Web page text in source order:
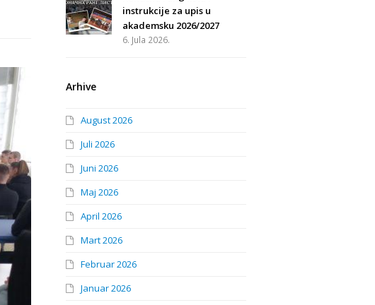
instrukcije za upis u
akademsku 2026/2027
6. Jula 2026.
Arhive
August 2026
Juli 2026
Juni 2026
Maj 2026
April 2026
Mart 2026
Februar 2026
Januar 2026